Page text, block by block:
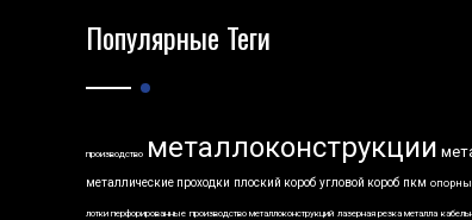
Популярные Теги
производство металлоконструкции
металлические проходки плоский короб угловой короб пкм
лотки перфорированные производство металлоконструкций лазерная резка металла